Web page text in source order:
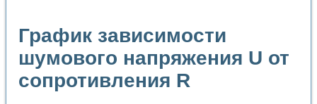
Применение NI VISION для геометрического анализа в
Управление движением с помощью программно -
Определение параметров всплывающих газовых
Система управления асинхронным тиристорным
График зависимости
шумового напряжения U от
сопротивления R